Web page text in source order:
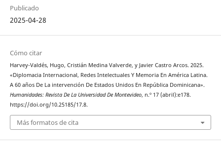
Publicado
2025-04-28
Cómo citar
Harvey-Valdés, Hugo, Cristián Medina Valverde, y Javier Castro Arcos. 2025.
«Diplomacia Internacional, Redes Intelectuales Y Memoria En América Latina.
A 60 años De La intervención De Estados Unidos En República Dominicana».
Humanidades: Revista De La Universidad De Montevideo, n.º 17 (abril):e178.
https://doi.org/10.25185/17.8.
Más formatos de cita